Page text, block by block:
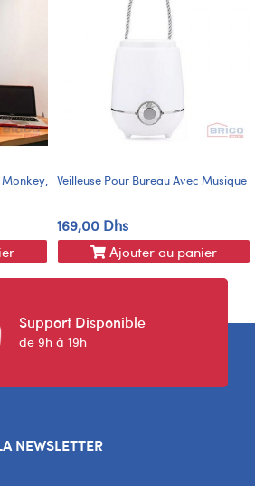
Veilleuse Pour Bureau Avec Musique
169,00 Dhs
Ajouter au panier
Support Disponible
de 9h à 19h
NEWSLETTER